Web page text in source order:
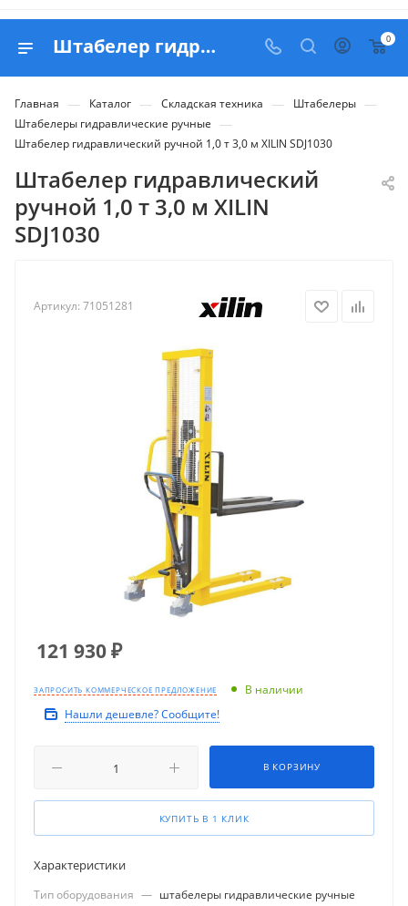
Штабелер гидравлический ручной 1,0 т 3,0 м XILIN SDJ1030 - купить в Belapex 0
Главная — Каталог — Складская техника — Штабелеры —
Штабелеры гидравлические ручные —
Штабелер гидравлический ручной 1,0 т 3,0 м XILIN SDJ1030
Штабелер гидравлический
ручной 1,0 т 3,0 м XILIN
SDJ1030
Артикул: 71051281
121 930₽
ЗАПРОСИТЬ КОММЕРЧЕСКОЕ ПРЕДЛОЖЕНИЕ
В наличии
Нашли дешевле? Сообщите!
В КОРЗИНУ
КУПИТЬ В 1 КЛИК
Характеристики
Тип оборудования — штабелеры гидравлические ручные